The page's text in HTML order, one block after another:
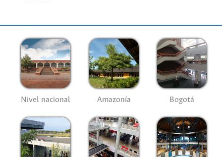
Nivel nacional Amazonía Bogotá